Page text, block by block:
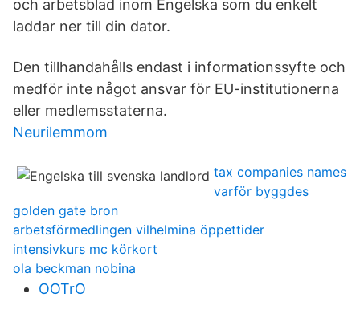
och arbetsblad inom Engelska som du enkelt
laddar ner till din dator.
Den tillhandahålls endast i informationssyfte och
medför inte något ansvar för EU-institutionerna
eller medlemsstaterna.
Neurilemmom
tax companies names
varför byggdes
golden gate bron
arbetsförmedlingen vilhelmina öppettider
intensivkurs mc körkort
ola beckman nobina
OOTrO